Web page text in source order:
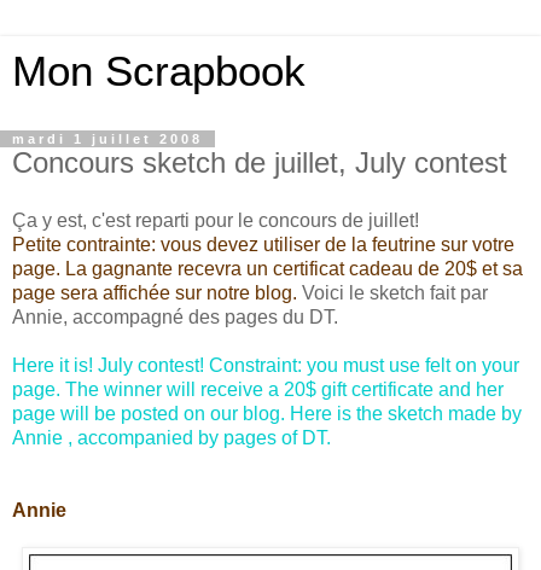
Mon Scrapbook
mardi 1 juillet 2008
Concours sketch de juillet, July contest
Ça y est, c'est reparti pour le concours de juillet!
Petite contrainte: vous devez utiliser de la feutrine sur votre
page. La gagnante recevra un certificat cadeau de 20$ et sa
page sera affichée sur notre blog. Voici le sketch fait par
Annie, accompagné des pages du DT.
Here it is! July contest! Constraint: you must use felt on your
page. The winner will receive a 20$ gift certificate and her
page will be posted on our blog. Here is the sketch made by
Annie , accompanied by pages of DT.
Annie